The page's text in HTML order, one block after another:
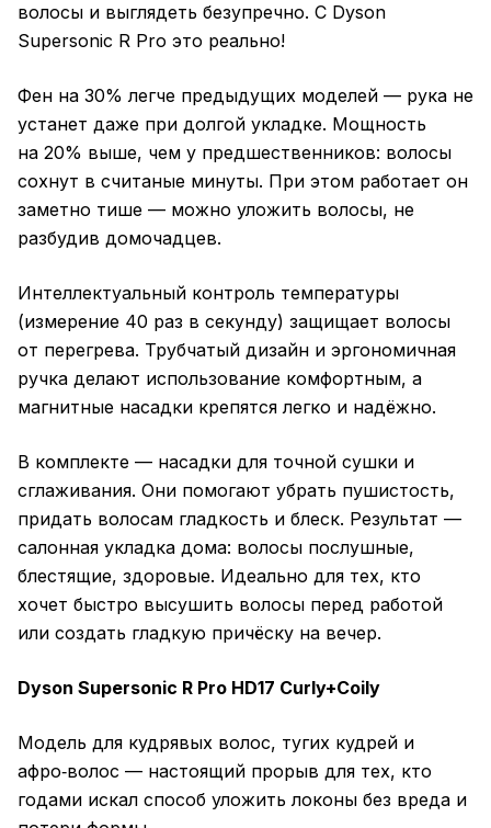
волосы и выглядеть безупречно. С Dyson
Supersonic R Pro это реально!
Фен на 30% легче предыдущих моделей — рука не
устанет даже при долгой укладке. Мощность
на 20% выше, чем у предшественников: волосы
сохнут в считаные минуты. При этом работает он
заметно тише — можно уложить волосы, не
разбудив домочадцев.
Интеллектуальный контроль температуры
(измерение 40 раз в секунду) защищает волосы
от перегрева. Трубчатый дизайн и эргономичная
ручка делают использование комфортным, а
магнитные насадки крепятся легко и надёжно.
В комплекте — насадки для точной сушки и
сглаживания. Они помогают убрать пушистость,
придать волосам гладкость и блеск. Результат —
салонная укладка дома: волосы послушные,
блестящие, здоровые. Идеально для тех, кто
хочет быстро высушить волосы перед работой
или создать гладкую причёску на вечер.
Dyson Supersonic R Pro HD17 Curly+Coily
Модель для кудрявых волос, тугих кудрей и
афро‑волос — настоящий прорыв для тех, кто
годами искал способ уложить локоны без вреда и